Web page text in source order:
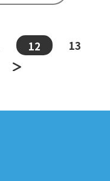
12
13